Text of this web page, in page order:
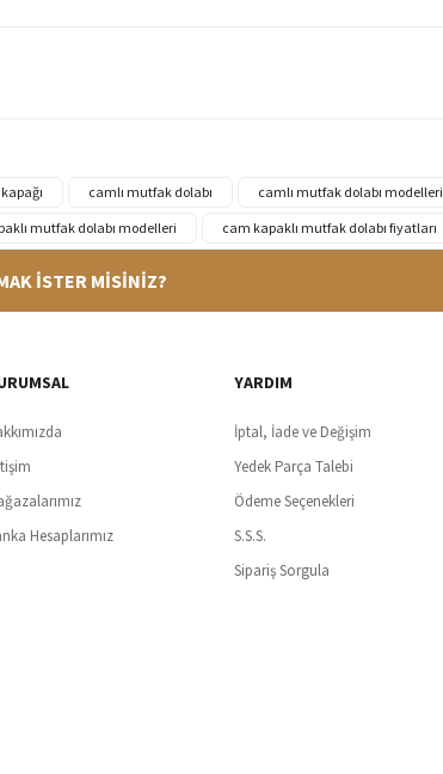
camlı mutfak dolabı camlı mutfak dolabı modelleri
mutfak dolabı modelleri cam kapaklı mutfak dolabı fiyatları
256Bit SSl sertifikası ve 3D ödeme ile bilgileriniz güvende
İSTER MİSİNİZ?
Hesaplarımız
YARDIM
İptal, İade ve Değişim
Yedek Parça Talebi
Ödeme Seçenekleri
S.S.S.
Sipariş Sorgula